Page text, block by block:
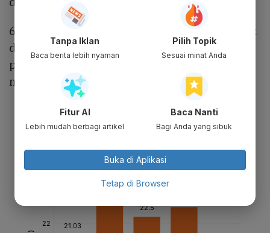
6. Potensi sengketa (dispute) antara pemasok
dan pembeli luar negeri baik di badan
peradilan dan/atau arbitrase di Indonesia
maupun di badan arbitrase Internasional.
Tanpa Iklan
Baca berita lebih nyaman
Pilih Topik
Sesuai minat Anda
Fitur AI
Lebih mudah berbagi artikel
Baca Nanti
Bagi Anda yang sibuk
Buka di Aplikasi
Tetap di Browser